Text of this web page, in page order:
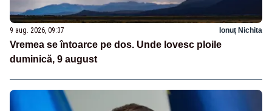
9 aug. 2026, 09:37 Ionuț Nichita
Vremea se întoarce pe dos. Unde lovesc ploile
duminică, 9 august